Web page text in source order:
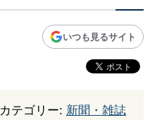
いつも見るサイト
カテゴリー: 新聞・雑誌